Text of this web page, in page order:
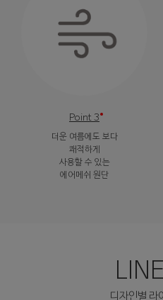
Point 3
더운 여름에도 보다
쾌적하게
사용할 수 있는
에어메쉬 원단
LINE
디자인별 라